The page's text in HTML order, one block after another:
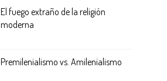
El fuego extraño de la religión
moderna
Premilenialismo vs. Amilenialismo